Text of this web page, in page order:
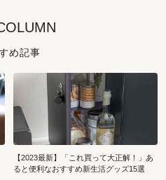
め記事
【2023最新】「これ買って大正解！」あ
ると便利なおすすめ新生活グッズ15選